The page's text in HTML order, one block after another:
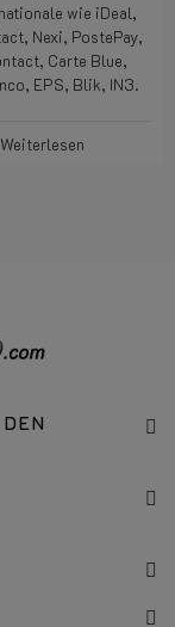
wie iDeal,
Nexi, PostePay,
Carte Blue,
EPS, Blik, IN3.
Weiterlesen